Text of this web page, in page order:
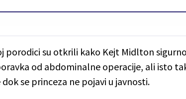
porodici su otkrili kako Kejt Midlton
od abdominalne operacije, ali isto
se princeza ne pojavi u javnosti.